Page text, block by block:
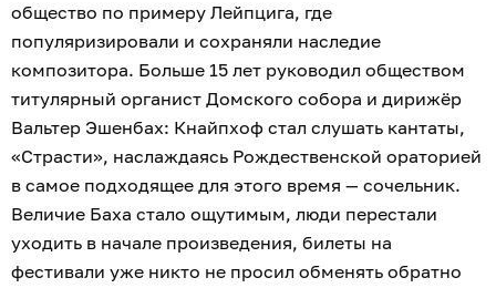
общество по примеру Лейпцига, где
популяризировали и сохраняли наследие
композитора. Больше 15 лет руководил обществом
титулярный органист Домского собора и дирижёр
Вальтер Эшенбах: Кнайпхоф стал слушать кантаты,
«Страсти», наслаждаясь Рождественской ораторией
в самое подходящее для этого время — сочельник.
Величие Баха стало ощутимым, люди перестали
уходить в начале произведения, билеты на
фестивали уже никто не просил обменять обратно